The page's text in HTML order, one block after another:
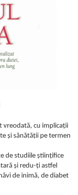
vreodată, cu implicaţii
şi sănătăţii pe termen
de studiile ştiinţifice
şi redu-ţi astfel
de inimă, de diabet